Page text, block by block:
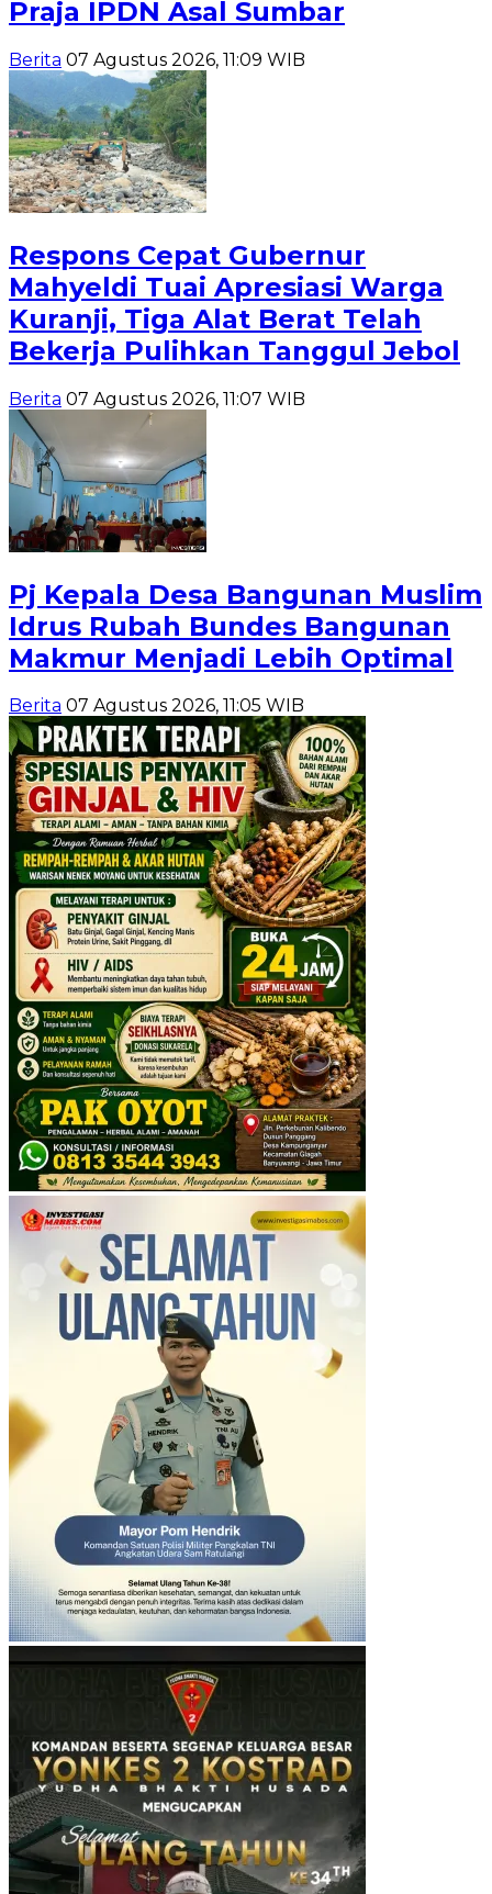
Praja IPDN Asal Sumbar
Berita 07 Agustus 2026, 11:09 WIB
Respons Cepat Gubernur
Mahyeldi Tuai Apresiasi Warga
Kuranji, Tiga Alat Berat Telah
Bekerja Pulihkan Tanggul Jebol
Berita 07 Agustus 2026, 11:07 WIB
Pj Kepala Desa Bangunan Muslim
Idrus Rubah Bundes Bangunan
Makmur Menjadi Lebih Optimal
Berita 07 Agustus 2026, 11:05 WIB